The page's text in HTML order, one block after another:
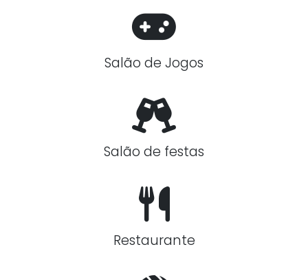
Salão de Jogos
Salão de festas
Restaurante